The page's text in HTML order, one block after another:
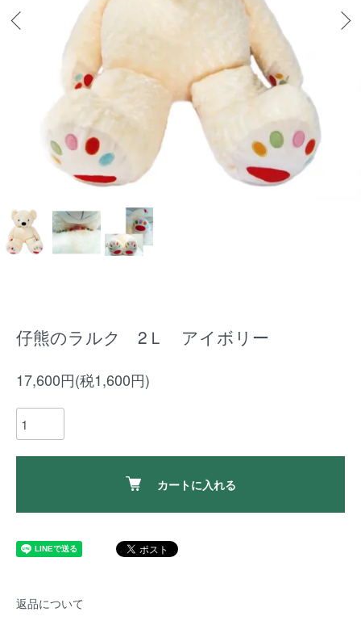
仔熊のラルク 2Ｌ アイボリー
17,600円(税1,600円)
カートに入れる
返品について